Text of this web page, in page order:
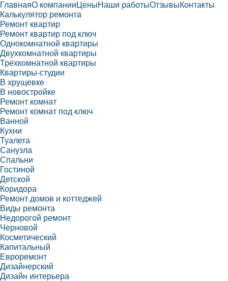
ГлавнаяО компании ЦеныНаши работыОтзывыКонтакты
Калькулятор ремонта
Ремонт квартир
Ремонт квартир под ключ
Однокомнатной квартиры
Двухкомнатной квартиры
Трехкомнатной квартиры
Квартиры-студии
В хрущевке
В новостройке
Ремонт комнат
Ремонт комнат под ключ
Ванной
Кухни
Туалета
Санузла
Спальни
Гостиной
Детской
Коридора
Ремонт домов и коттеджей
Виды ремонта
Недорогой ремонт
Черновой
Косметический
Капитальный
Евроремонт
Дизайнерский
Дизайн интерьера